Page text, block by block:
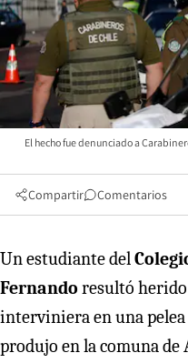
El hecho fue denunciado a
Compartir Comentarios
Un estudiante del
Fernando resultó herido
interviniera en una pelea
produjo en la comuna